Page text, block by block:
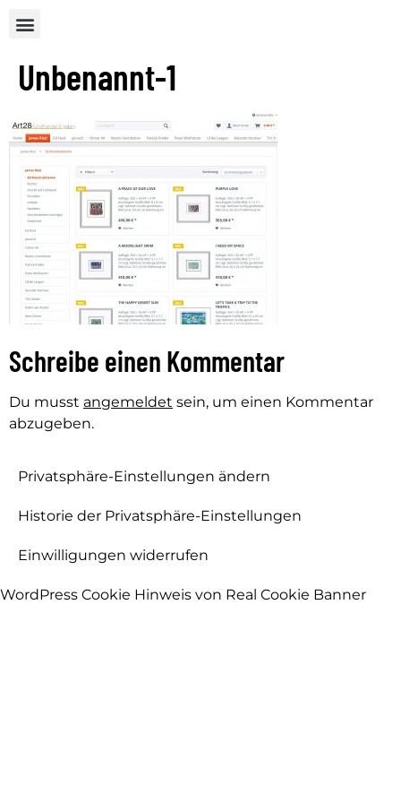
Unbenannt-1
Schreibe einen Kommentar
Du musst angemeldet sein, um einen Kommentar
abzugeben.
Privatsphäre-Einstellungen ändern
Historie der Privatsphäre-Einstellungen
Einwilligungen widerrufen
WordPress Cookie Hinweis von Real Cookie Banner